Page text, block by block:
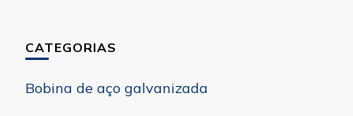
CATEGORIAS
Bobina de aço galvanizada